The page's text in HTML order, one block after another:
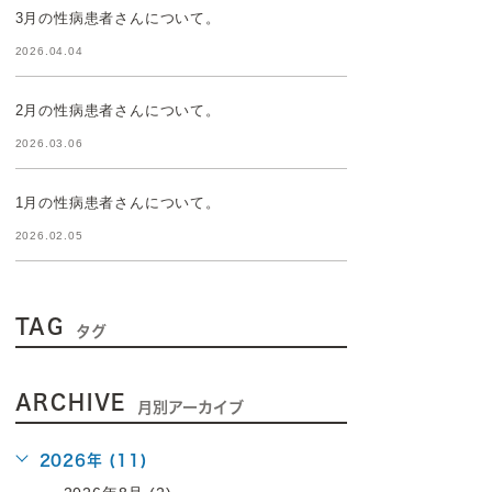
3月の性病患者さんについて。
2026.04.04
2月の性病患者さんについて。
2026.03.06
1月の性病患者さんについて。
2026.02.05
TAG タグ
ARCHIVE 月別アーカイブ
2026年 (11)